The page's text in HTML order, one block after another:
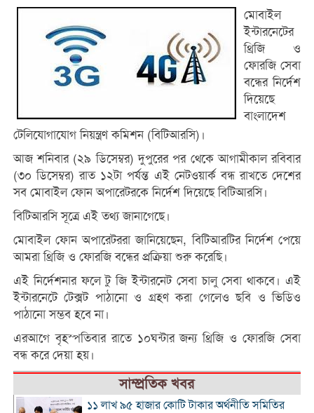
মোবাইল
ইন্টারনেটের
থ্রিজি ও
ফোরজি সেবা
বন্ধের নির্দেশ
দিয়েছে
বাংলাদেশ
টেলিযোগাযোগ নিয়ন্ত্রণ কমিশন (বিটিআরসি)।
আজ শনিবার (২৯ ডিসেম্বর) দুপুরের পর থেকে আগামীকাল রবিবার
(৩০ ডিসেম্বর) রাত ১২টা পর্যন্ত এই নেটওয়ার্ক বন্ধ রাখতে দেশের
সব মোবাইল ফোন অপারেটরকে নির্দেশ দিয়েছে বিটিআরসি।
বিটিআরসি সূত্রে এই তথ্য জানাগেছে।
মোবাইল ফোন অপারেটররা জানিয়েছেন, বিটিআরটির নির্দেশ পেয়ে
আমরা থ্রিজি ও ফোরজি বন্ধের প্রক্রিয়া শুরু করেছি।
এই নির্দেশনার ফলে টু জি ইন্টারনেট সেবা চালু সেবা থাকবে। এই
ইন্টারনেটে টেক্সট পাঠানো ও গ্রহণ করা গেলেও ছবি ও ভিডিও
পাঠানো সম্ভব হবে না।
এরআগে বৃহস্পতিবার রাতে ১০ঘন্টার জন্য থ্রিজি ও ফোরজি সেবা
বন্ধ করে দেয়া হয়।
সাম্প্রতিক খবর
১১ লাখ ৯৫ হাজার কোটি টাকার অর্থনীতি সমিতির